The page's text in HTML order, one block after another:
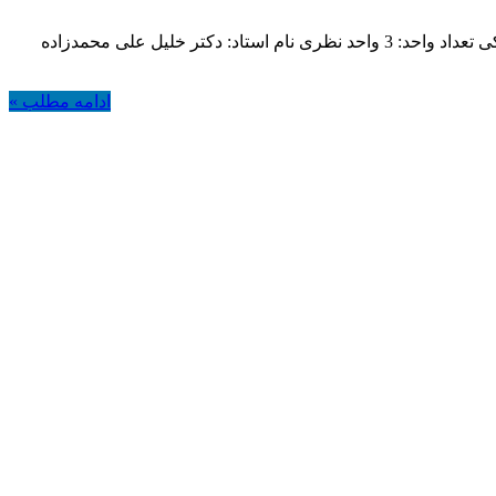
عنوان درس:روابط درون بخشی و برون بخشی رشته تحصیلی: مدیریت خدمات بهداشتی-درمانی واحد دانشگاهی: تهران شمال و تهران پزشکی تعداد واحد: 3 واحد نظری نام استاد: دکتر خلیل علی محمدزاده
ادامه مطلب »